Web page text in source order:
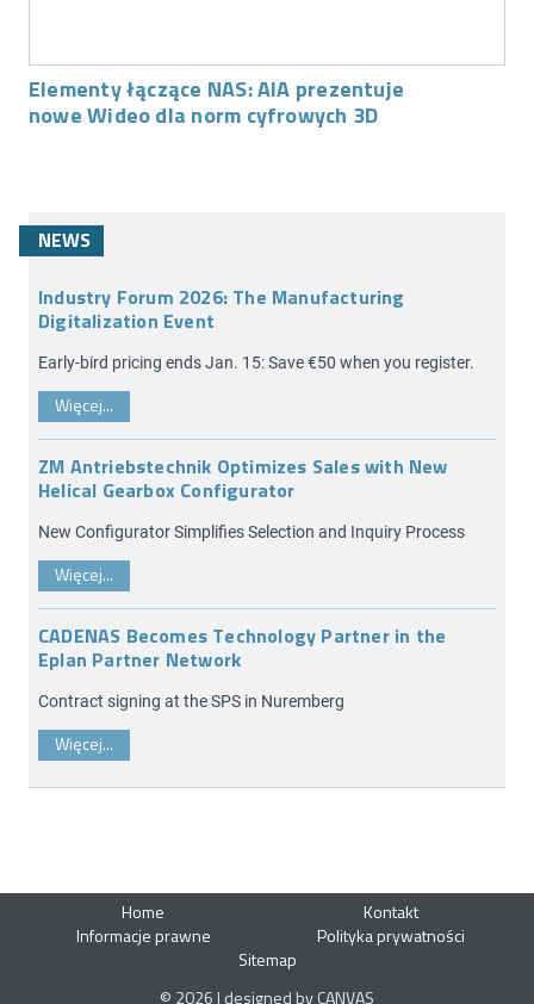
Elementy łączące NAS: AIA prezentuje
nowe Wideo dla norm cyfrowych 3D
NEWS
Industry Forum 2026: The Manufacturing
Digitalization Event
Early-bird pricing ends Jan. 15: Save €50 when you register.
Więcej...
ZM Antriebstechnik Optimizes Sales with New
Helical Gearbox Configurator
New Configurator Simplifies Selection and Inquiry Process
Więcej...
CADENAS Becomes Technology Partner in the
Eplan Partner Network
Contract signing at the SPS in Nuremberg
Więcej...
Home
Kontakt
Informacje prawne
Polityka prywatności
Sitemap
© 2026 | designed by CANVAS